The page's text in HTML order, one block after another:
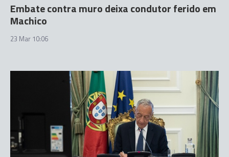
Embate contra muro deixa condutor ferido em
Machico
23 Mar 10:06